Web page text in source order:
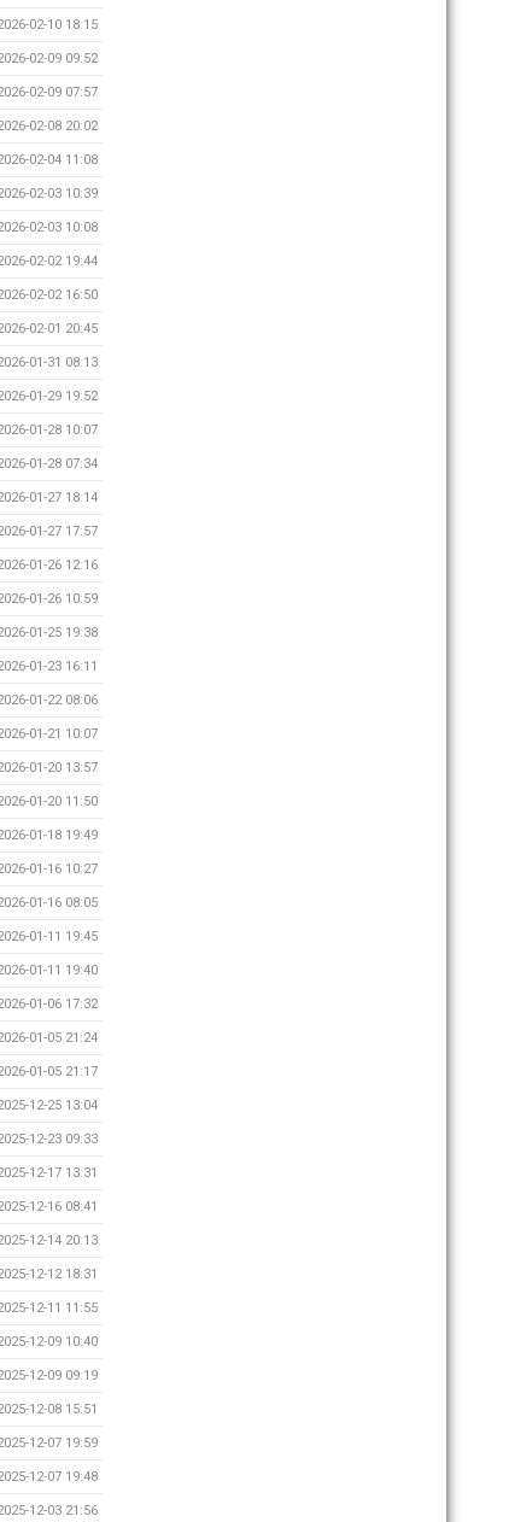
02-10 18:15
02-09 09:52
02-09 07:57
02-08 20:02
02-04 11:08
02-03 10:39
02-03 10:08
02-02 19:44
02-02 16:50
02-01 20:45
01-31 08:13
01-29 19:52
01-28 10:07
01-28 07:34
01-27 18:14
01-27 17:57
01-26 12:16
01-26 10:59
01-25 19:38
01-23 16:11
01-22 08:06
01-21 10:07
01-20 13:57
01-20 11:50
01-18 19:49
01-16 10:27
01-16 08:05
01-11 19:45
01-11 19:40
01-06 17:32
01-05 21:24
01-05 21:17
12-25 13:04
12-23 09:33
12-17 13:31
12-16 08:41
12-14 20:13
12-12 18:31
12-11 11:55
12-09 10:40
12-09 09:19
12-08 15:51
12-07 19:59
12-07 19:48
12-03 21:56